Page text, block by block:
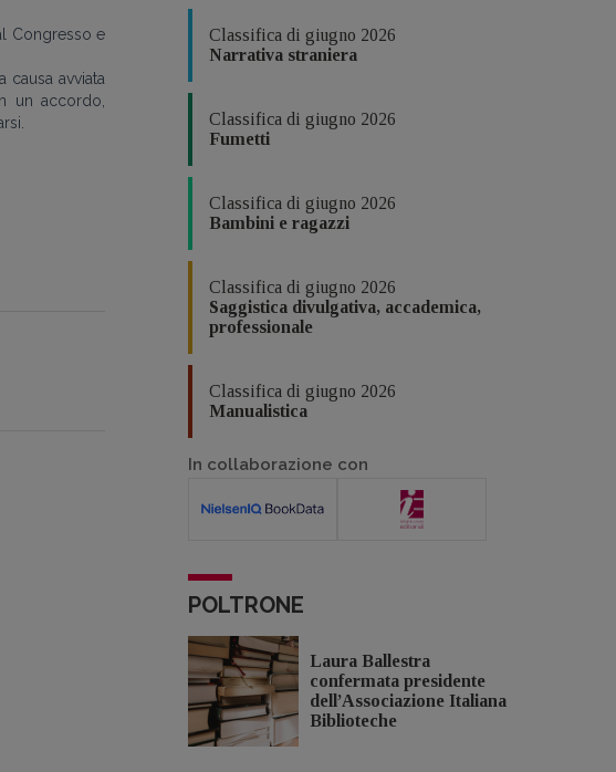
Congresso e
avviata
un accordo,
Classifica di giugno 2026
Narrativa straniera
Classifica di giugno 2026
Fumetti
Classifica di giugno 2026
Bambini e ragazzi
Classifica di giugno 2026
Saggistica divulgativa, accademica,
professionale
Classifica di giugno 2026
Manualistica
In collaborazione con
POLTRONE
Laura Ballestra
confermata presidente
dell’Associazione Italiana
Biblioteche